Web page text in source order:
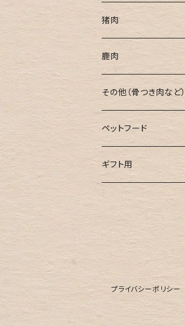
猪肉
焼肉用
鍋用
ミンチ肉
ブロック肉
鹿肉
焼肉用
鍋用
ミンチ肉
ブロック肉
その他（骨つき肉など）
骨つき肉
串用
お試し用
カレー用
ペットフード
鹿肉ジャーキー
鹿骨ジャーキー
鹿すじ
ギフト用
プライバシーポリシー